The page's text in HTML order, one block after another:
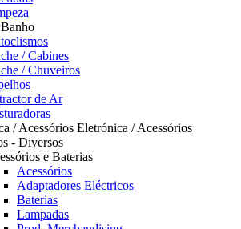
/ Cabines
/ Chuveiros
de Ar
Eletrónica / Acessórios
- Diversos
e Baterias
Acessórios
Adaptadores Eléctricos
Baterias
Lampadas